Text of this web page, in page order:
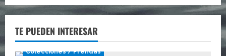
TE PUEDEN INTERESAR
Colecciones / Prendas